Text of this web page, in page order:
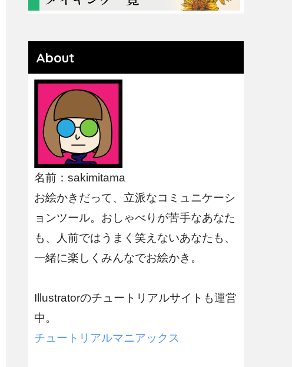
About
名前：sakimitama
お絵かきだって、立派なコミュニケーシ
ョンツール。おしゃべりが苦手なあなた
も、人前ではうまく笑えないあなたも、
一緒に楽しくみんなでお絵かき。
Illustratorのチュートリアルサイトも運営
中。
チュートリアルマニアックス